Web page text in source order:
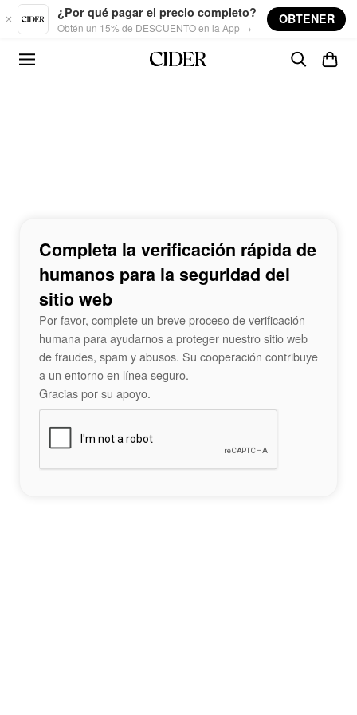
Skip to main content
¿Por qué pagar el precio completo?
Obtén un 15% de DESCUENTO en la App →
OBTENER
Completa la verificación rápida de
humanos para la seguridad del
sitio web
Por favor, complete un breve proceso de verificación
humana para ayudarnos a proteger nuestro sitio web
de fraudes, spam y abusos. Su cooperación contribuye
a un entorno en línea seguro.
Gracias por su apoyo.